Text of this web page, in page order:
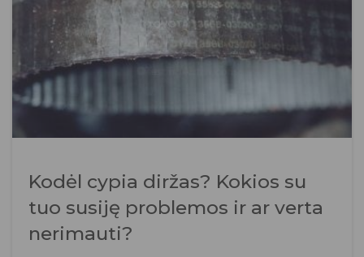
Kodėl cypia diržas? Kokios su
tuo susiję problemos ir ar verta
nerimauti?